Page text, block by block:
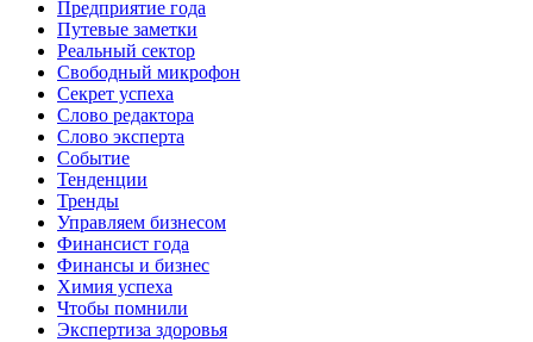
Предприятие года
Путевые заметки
Реальный сектор
Свободный микрофон
Секрет успеха
Слово редактора
Слово эксперта
Событие
Тенденции
Тренды
Управляем бизнесом
Финансист года
Финансы и бизнес
Химия успеха
Чтобы помнили
Экспертиза здоровья